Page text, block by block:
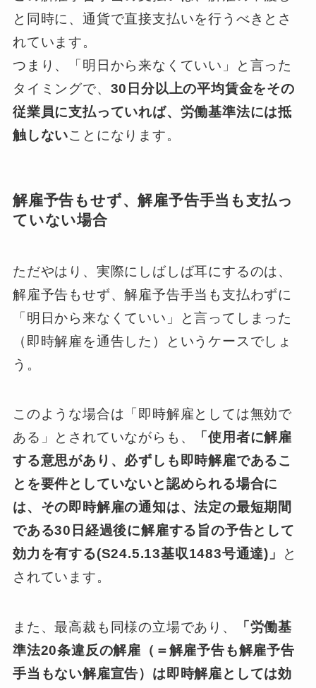
と同時に、通貨で直接支払いを行うべきとさ
れています。
つまり、「明日から来なくていい」と言った
タイミングで、 30日分以上の平均賃金をその
従業員に支払っていれば、労働基準法には抵
触しないことになります。
解雇予告もせず、解雇予告手当も支払っ
ていない場合
ただやはり、実際にしばしば耳にするのは、
解雇予告もせず、解雇予告手当も支払わずに
「明日から来なくていい」と言ってしまった
（即時解雇を通告した）というケースでしょ
う。
このような場合は「即時解雇としては無効で
ある」とされていながらも、
「使用者に解雇
する意思があり、必ずしも即時解雇であるこ
とを要件としていないと認められる場合に
は、その即時解雇の通知は、法定の最短期間
である30日経過後に解雇する旨の予告として
効力を有する(S24.5.13基収1483号通達)」
と
されています。
また、最高裁も同様の立場であり、
「労働基
準法20条違反の解雇（＝解雇予告も解雇予告
手当もない解雇宣告）は即時解雇としては効